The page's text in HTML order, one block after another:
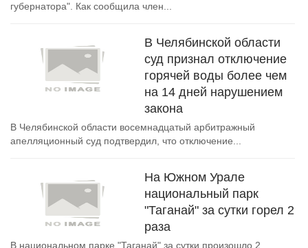
губернатора". Как сообщила член...
В Челябинской области
суд признал отключение
горячей воды более чем
на 14 дней нарушением
закона
В Челябинской области восемнадцатый арбитражный
апелляционный суд подтвердил, что отключение...
На Южном Урале
национальный парк
"Таганай" за сутки горел 2
раза
В национальном парке "Таганай" за сутки произошло 2